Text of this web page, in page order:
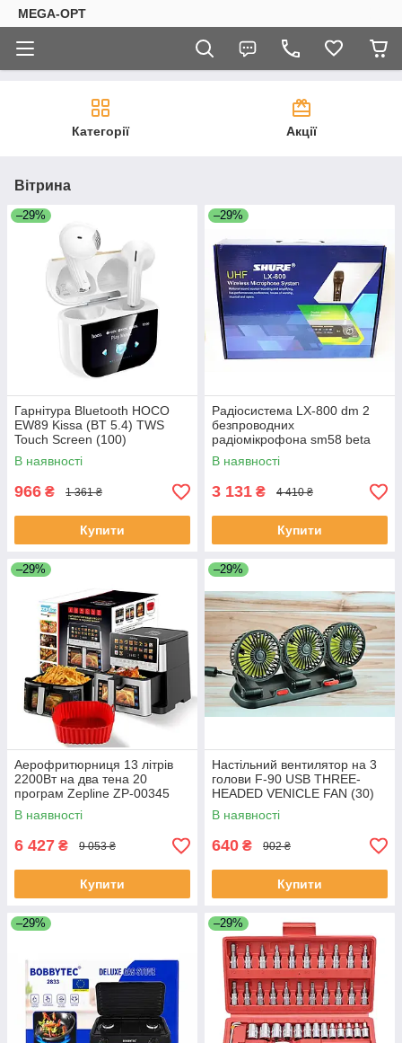
MEGA-OPT
Категорії Акції
Вітрина
–29%
Гарнітура Bluetooth HOCO
EW89 Kissa (BT 5.4) TWS
Touch Screen (100)
В наявності
966 ₴ 1 361 ₴
Купити
–29%
Радіосистема LX-800 dm 2
безпроводних
радіомікрофона sm58 beta
58a мова, караоке (10)
В наявності
3 131 ₴ 4 410 ₴
Купити
–29%
Аерофритюрниця 13 літрів
2200Вт на два тена 20
програм Zepline ZP-00345
В наявності
6 427 ₴ 9 053 ₴
Купити
–29%
Настільний вентилятор на 3
голови F-90 USB THREE-
HEADED VENICLE FAN (30)
В наявності
640 ₴ 902 ₴
Купити
–29% –29%